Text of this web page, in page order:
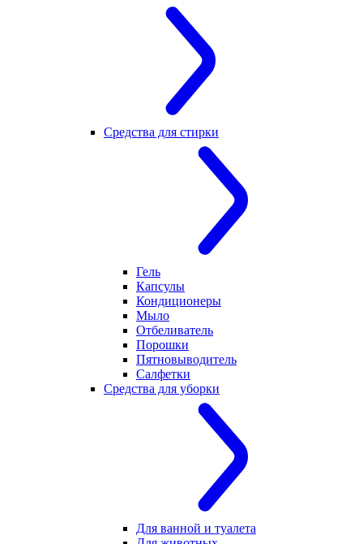
Средства для стирки
Гель
Капсулы
Кондиционеры
Мыло
Отбеливатель
Порошки
Пятновыводитель
Салфетки
Средства для уборки
Для ванной и туалета